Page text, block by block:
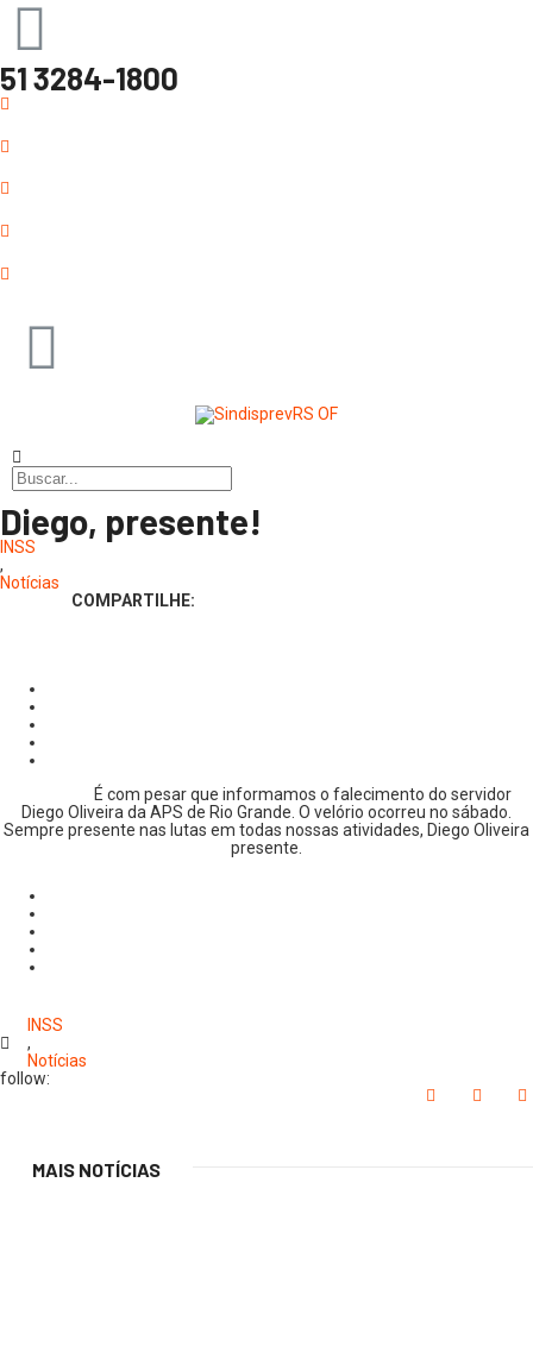
51 3284-1800
Diego, presente!
INSS
,
Notícias
COMPARTILHE:
É com pesar que informamos o falecimento do servidor
Diego Oliveira da APS de Rio Grande. O velório ocorreu no sábado.
Sempre presente nas lutas em todas nossas atividades, Diego Oliveira
presente.
INSS
,
Notícias
follow:
MAIS NOTÍCIAS